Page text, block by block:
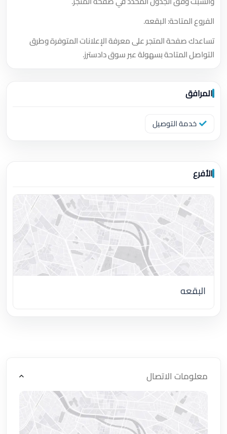
الفروع المتاحة: البقعه.
تساعدك صفحة المتجر على معرفة الإعلانات المتوفرة وطرق
التواصل المتاحة بسهولة عبر سوق دادسترز.
المرافق
خدمة التوصيل
الأفرع
البقعه
معلومات الاتصال